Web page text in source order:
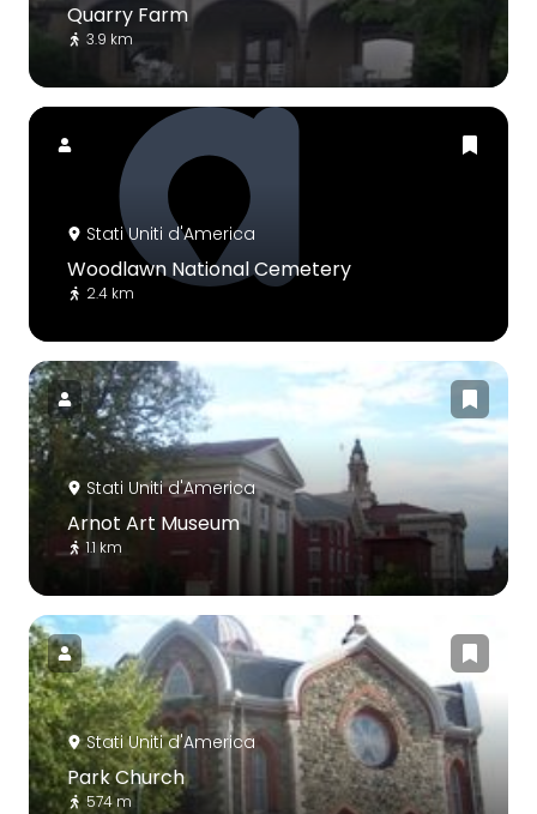
Quarry Farm
3.9 km
Stati Uniti d'America
Woodlawn National Cemetery
2.4 km
Stati Uniti d'America
Arnot Art Museum
1.1 km
Stati Uniti d'America
Park Church
574 m